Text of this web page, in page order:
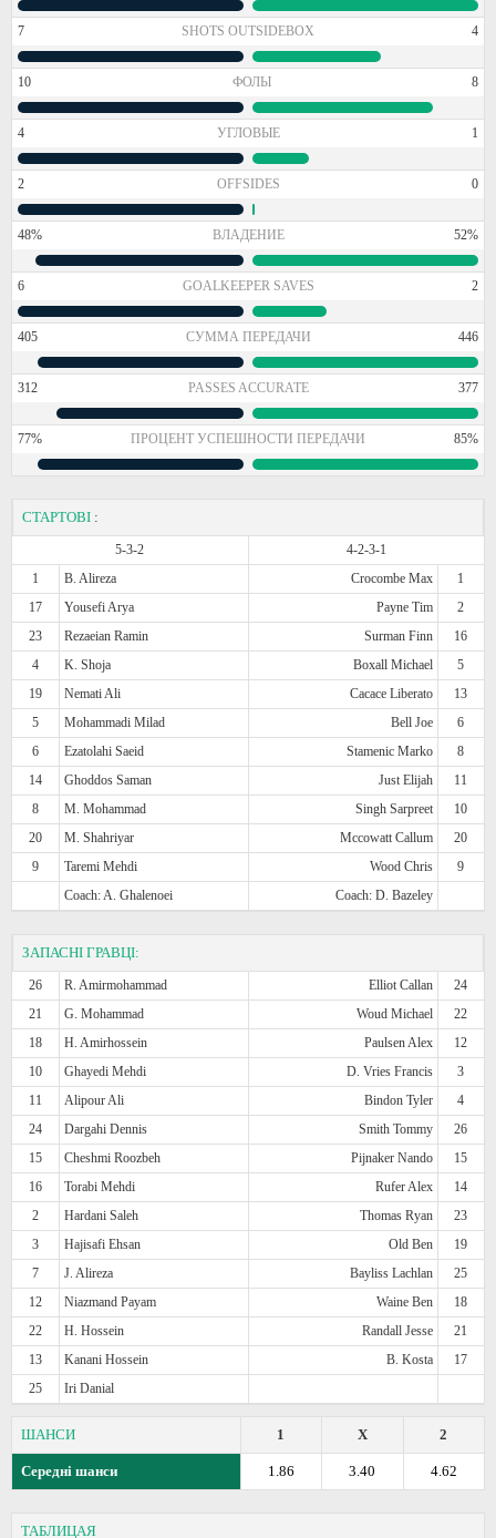
7 SHOTS OUTSIDEBOX 4
10 ФОЛЫ 8
4 УГЛОВЫЕ 1
2 OFFSIDES 0
48% ВЛАДЕНИЕ 52%
6 GOALKEEPER SAVES 2
405 СУММА ПЕРЕДАЧИ 446
312 PASSES ACCURATE 377
77% ПРОЦЕНТ УСПЕШНОСТИ ПЕРЕДАЧИ 85%
СТАРТОВІ :
5-3-2
4-2-3-1
1
B. Alireza Crocombe Max
1
17
Yousefi Arya Payne Tim
2
23
Rezaeian Ramin Surman Finn
16
4
K. Shoja Boxall Michael
5
19
Nemati Ali Cacace Liberato
13
5
Mohammadi Milad Bell Joe
6
6
Ezatolahi Saeid Stamenic Marko
8
14
Ghoddos Saman Just Elijah
11
8
M. Mohammad Singh Sarpreet
10
20
M. Shahriyar Mccowatt Callum
20
9
Taremi Mehdi Wood Chris
9
Coach: A. Ghalenoei
Coach: D. Bazeley
ЗАПАСНІ ГРАВЦІ:
26 R. Amirmohammad Elliot Callan
24
21
G. Mohammad Woud Michael
22
18
H. Amirhossein Paulsen Alex
12
10
Ghayedi Mehdi D. Vries Francis
3
11
Alipour Ali Bindon Tyler
4
24
Dargahi Dennis Smith Tommy
26
15
Cheshmi Roozbeh Pijnaker Nando
15
16
Torabi Mehdi Rufer Alex
14
2
Hardani Saleh Thomas Ryan
23
3
Hajisafi Ehsan Old Ben
19
7
J. Alireza Bayliss Lachlan
25
12
Niazmand Payam Waine Ben
18
22
H. Hossein Randall Jesse
21
13
Kanani Hossein B. Kosta
17
25
Iri Danial
ШАНСИ 2
X
1
Середні шанси 4.62
3.40
1.86
ТАБЛИЦАЯ